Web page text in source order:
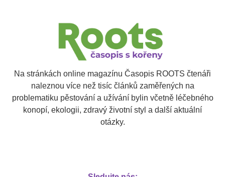
Na stránkách online magazínu Časopis ROOTS čtenáři
naleznou více než tisíc článků zaměřených na
problematiku pěstování a užívání bylin včetně léčebného
konopí, ekologii, zdravý životní styl a další aktuální
otázky.